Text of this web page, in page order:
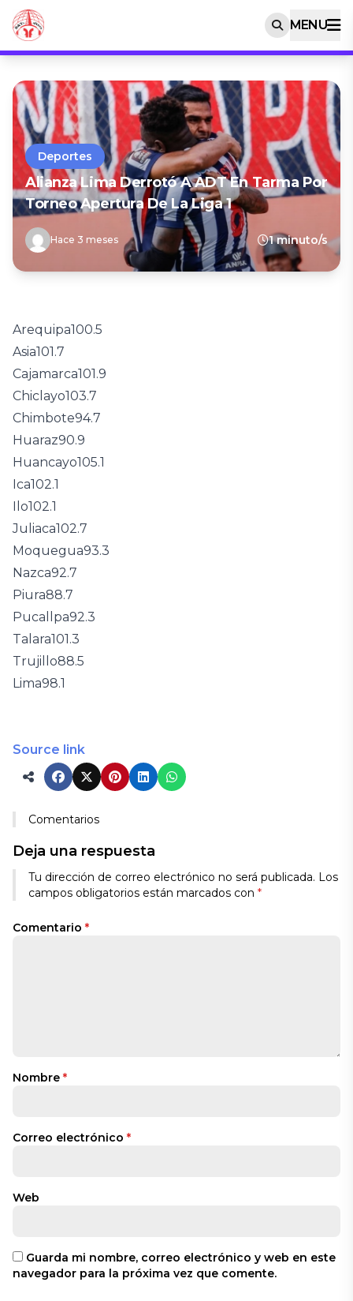
MENU
Deportes
Alianza Lima Derrotó A ADT En Tarma Por
Torneo Apertura De La Liga 1
Hace 3 meses 1 minuto/s
Arequipa100.5
Asia101.7
Cajamarca101.9
Chiclayo103.7
Chimbote94.7
Huaraz90.9
Huancayo105.1
Ica102.1
Ilo102.1
Juliaca102.7
Moquegua93.3
Nazca92.7
Piura88.7
Pucallpa92.3
Talara101.3
Trujillo88.5
Lima98.1
Source link
Comentarios
Deja una respuesta
Tu dirección de correo electrónico no será publicada. Los
campos obligatorios están marcados con *
Comentario *
Nombre *
Correo electrónico *
Web
Guarda mi nombre, correo electrónico y web en este
navegador para la próxima vez que comente.